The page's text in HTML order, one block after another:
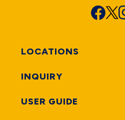
LOCATIONS
INQUIRY
USER GUIDE